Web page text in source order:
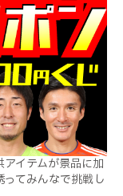
イテムが景品に加
てみんなで挑戦し